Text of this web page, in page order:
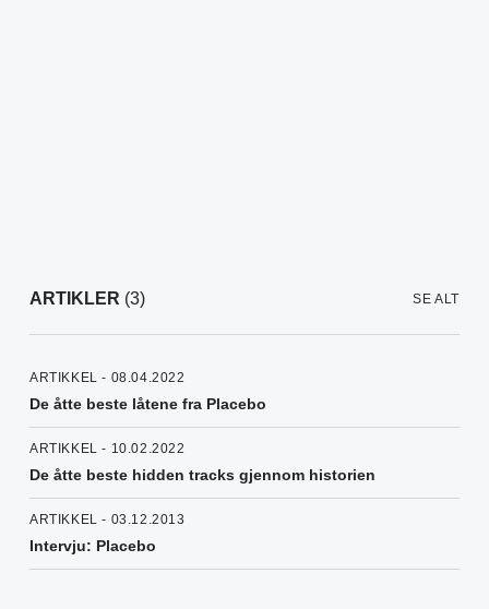
ARTIKLER (3) SE ALT
ARTIKKEL - 08.04.2022
De åtte beste låtene fra Placebo
ARTIKKEL - 10.02.2022
De åtte beste hidden tracks gjennom historien
ARTIKKEL - 03.12.2013
Intervju: Placebo